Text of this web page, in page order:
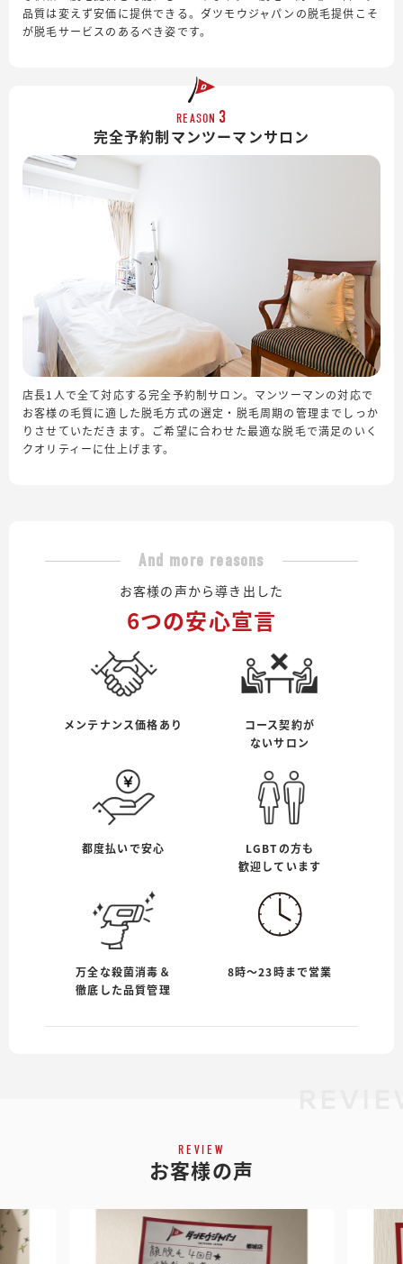
品質は変えず安価に提供できる。ダツモウジャパンの脱毛提供こそ
が脱毛サービスのあるべき姿です。
REASON 3
完全予約制マンツーマンサロン
店長1人で全て対応する完全予約制サロン。マンツーマンの対応で
お客様の毛質に適した脱毛方式の選定・脱毛周期の管理までしっか
りさせていただきます。ご希望に合わせた最適な脱毛で満足のいく
クオリティーに仕上げます。
And more reasons
お客様の声から導き出した
6つの安心宣言
メンテナンス価格あり
コース契約が
ないサロン
都度払いで安心
LGBTの方も
歓迎しています
万全な殺菌消毒＆
徹底した品質管理
8時〜23時まで営業
REVIEW
お客様の声